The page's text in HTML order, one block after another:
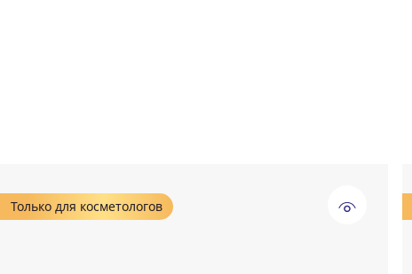
Только для косметологов